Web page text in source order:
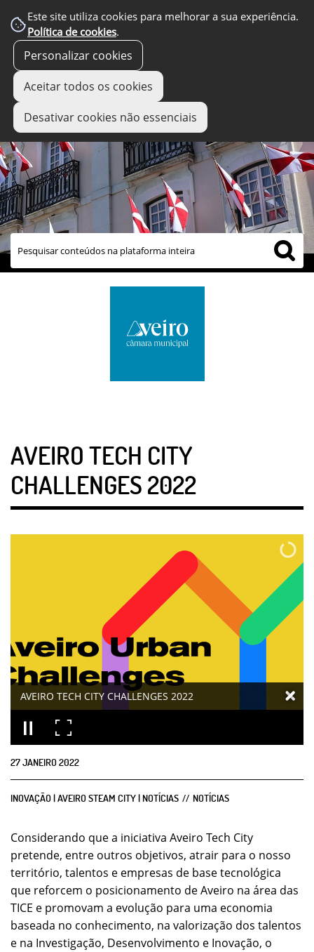
Este site utiliza cookies para melhorar a sua experiência.
Política de cookies.
Personalizar cookies
Aceitar todos os cookies
Desativar cookies não essenciais
links úteis
AVEIRO TECH CITY
CHALLENGES 2022
AVEIRO TECH CITY CHALLENGES 2022
27JANEIRO2022
INOVAÇÃO | AVEIRO STEAM CITY | NOTÍCIAS NOTÍCIAS
Considerando que a iniciativa Aveiro Tech City
pretende, entre outros objetivos, atrair para o nosso
território, talentos e empresas de base tecnológica
que reforcem o posicionamento de Aveiro na área das
TICE e promovam a evolução para uma economia
baseada no conhecimento, na valorização dos talentos
e na Investigação, Desenvolvimento e Inovação, o